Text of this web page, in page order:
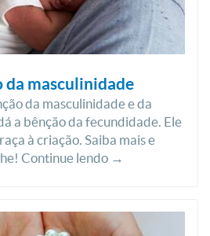
da masculinidade
da masculinidade e da
a bênção da fecundidade. Ele
à criação. Saiba mais e
Continue lendo →